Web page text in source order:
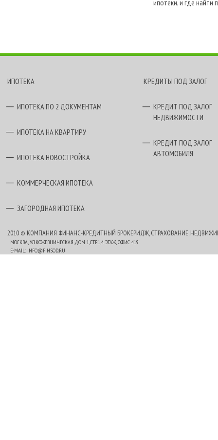
Специалисты
ипотеки, и где найти
ИПОТЕКА
ИПОТЕКА ПО 2 ДОКУМЕНТАМ
ИПОТЕКА НА КВАРТИРУ
ИПОТЕКА НОВОСТРОЙКА
КОММЕРЧЕСКАЯ ИПОТЕКА
ЗАГОРОДНАЯ ИПОТЕКА
КРЕДИТЫ ПОД ЗАЛОГ
КРЕДИТ ПОД ЗАЛОГ
НЕДВИЖИМОСТИ
КРЕДИТ ПОД ЗАЛОГ
АВТОМОБИЛЯ
2010 © КОМПАНИЯ ФИНАНС-КРЕДИТНЫЙ БРОКЕРИДЖ, СТРАХОВАНИЕ,
МОСКВА, УЛ.КОЖЕВНИЧЕСКАЯ,ДОМ 1,СТР.1,4 ЭТАЖ, ОФИС 419
E-MAIL: INFO@FINSOD.RU